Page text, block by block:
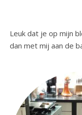
Leuk dat je op mijn
dan met mij aan de